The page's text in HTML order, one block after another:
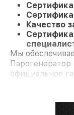
Качество
Мы
официальное